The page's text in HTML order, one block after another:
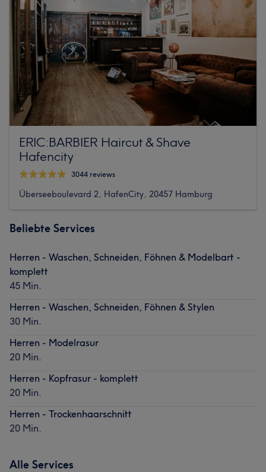
ERIC:BARBIER Haircut & Shave
Hafencity
3044 reviews
Überseeboulevard 2, HafenCity, 20457 Hamburg
Beliebte Services
Herren - Waschen, Schneiden, Föhnen & Modelbart -
komplett
45 Min.
Herren - Waschen, Schneiden, Föhnen & Stylen
30 Min.
Herren - Modelrasur
20 Min.
Herren - Kopfrasur - komplett
20 Min.
Herren - Trockenhaarschnitt
20 Min.
Alle Services